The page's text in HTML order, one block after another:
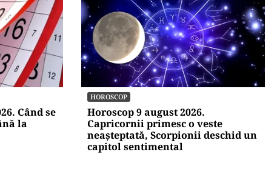
Când se
la
HOROSCOP
Horoscop 9 august 2026.
Capricornii primesc o veste
neașteptată, Scorpionii deschid un
capitol sentimental